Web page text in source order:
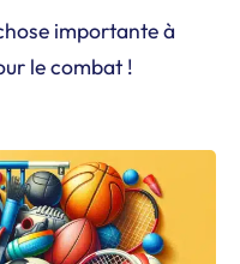
importante à
le combat !